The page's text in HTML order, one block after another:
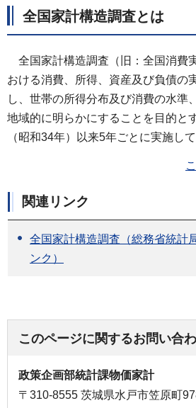
全国家計構造調査とは
全国家計構造調査（旧：全国消費
おける消費、所得、資産及び負債の
し、世帯の所得分布及び消費の水準
地域的に明らかにすることを目的と
（昭和34年）以来5年ごとに実施して
関連リンク
全国家計構造調査（総務省統計
ンク）
このページに関するお問い合
政策企画部統計課物価家計
〒310-8555 茨城県水戸市笠原町